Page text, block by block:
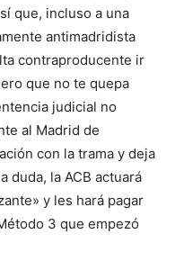
que, incluso a una
antimadridista
contraproducente ir
que no te quepa
judicial no
al Madrid de
con la trama y deja
duda, la ACB actuará
y les hará pagar
3 que empezó